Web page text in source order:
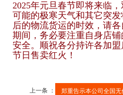
2025年元旦春节即将来临
可能的极寒天气和其它突
后的物流货运的时效，请
期间，务必要注重自身店
安全。顺祝各分持许各加盟
节日售卖红火！
上一条 ： 郑重告示本公司全国无